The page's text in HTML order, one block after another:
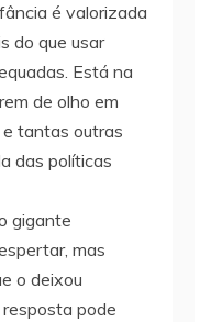
é valorizada
do que usar
Está na
de olho em
tantas outras
das políticas
gigante
mas
o deixou
pode